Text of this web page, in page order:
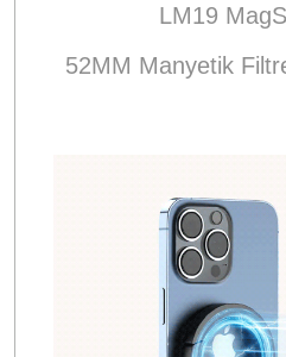
LM19
52MM Manyetik